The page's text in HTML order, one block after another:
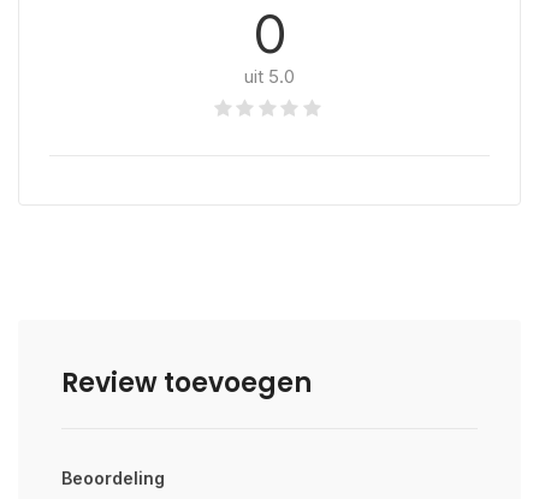
0
uit 5.0
Review toevoegen
Beoordeling